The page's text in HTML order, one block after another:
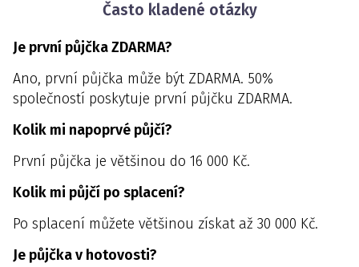
Často kladené otázky
Je první půjčka ZDARMA?
Ano, první půjčka může být ZDARMA. 50%
společností poskytuje první půjčku ZDARMA.
Kolik mi napoprvé půjčí?
První půjčka je většinou do 16 000 Kč.
Kolik mi půjčí po splacení?
Po splacení můžete většinou získat až 30 000 Kč.
Je půjčka v hotovosti?